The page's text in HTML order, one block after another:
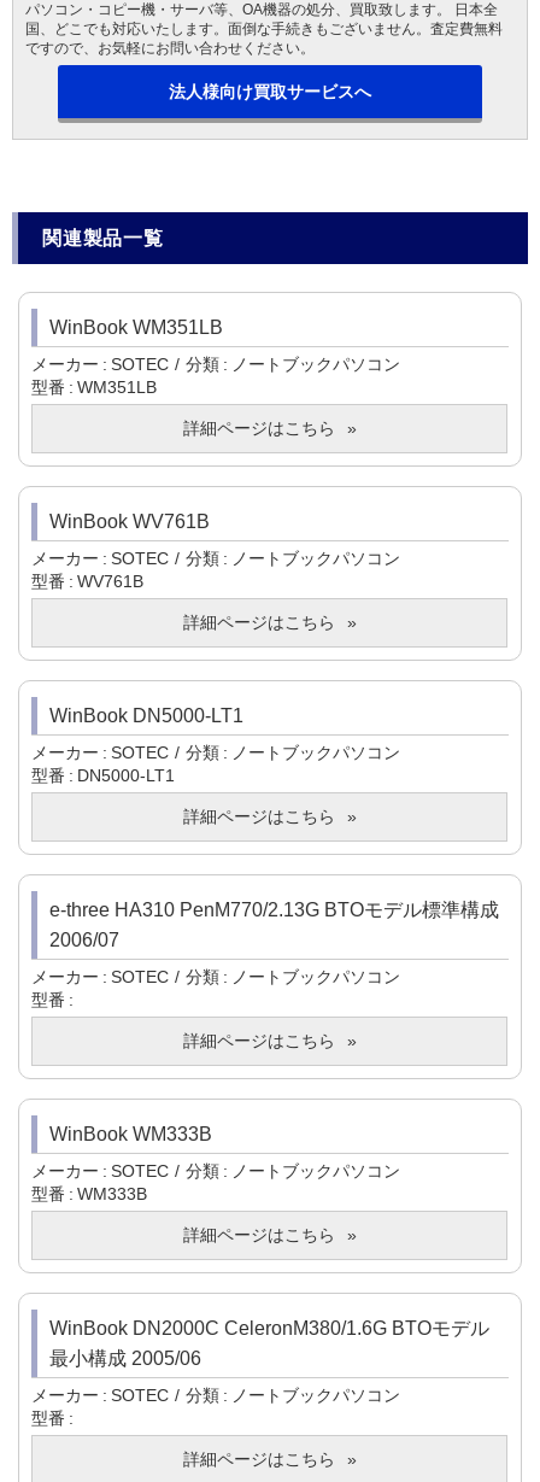
パソコン・コピー機・サーバ等、OA機器の処分、買取致します。 日本全
国、どこでも対応いたします。面倒な手続きもございません。査定費無料
ですので、お気軽にお問い合わせください。
法人様向け買取サービスへ
関連製品一覧
WinBook WM351LB
メーカー SOTEC 分類
ノートブックパソコン
型番
WM351LB
詳細ページはこちら
WinBook WV761B
メーカー SOTEC 分類
ノートブックパソコン
型番
WV761B
詳細ページはこちら
WinBook DN5000-LT1
メーカー SOTEC 分類
ノートブックパソコン
型番
DN5000-LT1
詳細ページはこちら
e-three HA310 PenM770/2.13G BTOモデル標準構成
2006/07
メーカー SOTEC 分類
ノートブックパソコン
型番
詳細ページはこちら
WinBook WM333B
メーカー SOTEC 分類
ノートブックパソコン
型番
WM333B
詳細ページはこちら
WinBook DN2000C CeleronM380/1.6G BTOモデル
最小構成 2005/06
メーカー SOTEC 分類
ノートブックパソコン
型番
詳細ページはこちら